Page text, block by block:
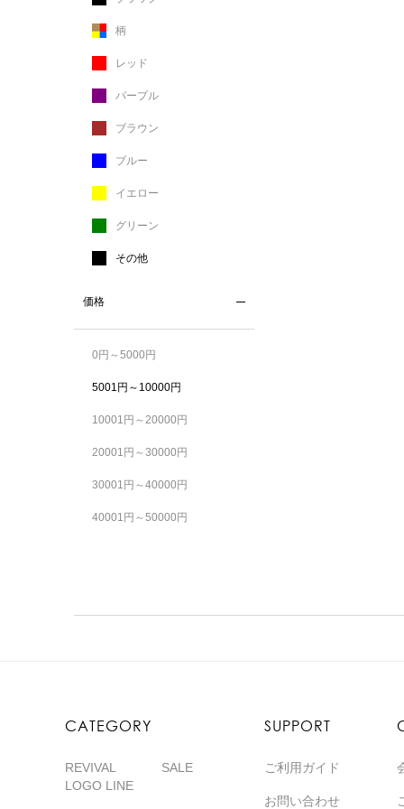
柄
レッド
パープル
ブラウン
ブルー
イエロー
グリーン
その他
価格
0円～5000円
5001円～10000円
10001円～20000円
20001円～30000円
30001円～40000円
40001円～50000円
CATEGORY
REVIVAL
LOGO LINE
SALE
SUPPORT
ご利用ガイド
お問い合わせ